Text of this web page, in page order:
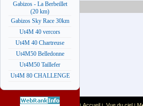
Gabizos - La Berbeillet
(20 km)
Gabizos Sky Race 30km
Ut4M 40 vercors
Ut4M 40 Chartreuse
Ut4M50 Belledonne
Ut4M50 Taillefer
Ut4M 80 CHALLENGE